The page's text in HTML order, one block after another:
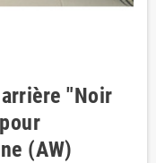
"Noir
(AW)